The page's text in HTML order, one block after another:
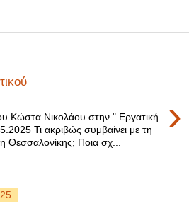
›
Κώστα Νικολάου στην " Εργατική
Τι ακριβώς συμβαίνει με τη
Θεσσαλονίκης; Ποια σχ...